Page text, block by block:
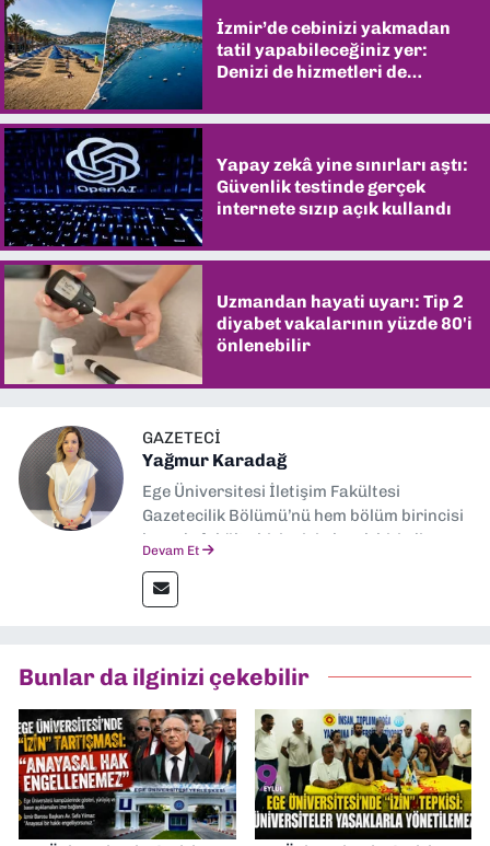
İzmir’de cebinizi yakmadan
tatil yapabileceğiniz yer:
Denizi de hizmetleri de
Yapay zekâ yine sınırları aştı:
Güvenlik testinde gerçek
internete sızıp açık kullandı
Uzmandan hayati uyarı: Tip 2
diyabet vakalarının yüzde 80'i
önlenebilir
GAZETECI
Yağmur Karadağ
Ege Üniversitesi İletişim Fakültesi
Gazetecilik Bölümü’nü hem bölüm birincisi
hem de fakülte birincisi olarak bitirdim.
İletişim” üzerine yüksek lisans eğitimimi
tamamladım. Halen aynı anabilim dalında
Müdürü” olarak görev almaktayım. Hak
odaklı haberciliğe dair çalışmalar
yapıyorum
Devam Et
Bunlar da ilginizi çekebilir